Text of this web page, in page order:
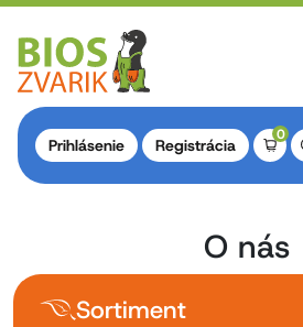
Prihlásenie Registrácia
0
O nás
Sortiment